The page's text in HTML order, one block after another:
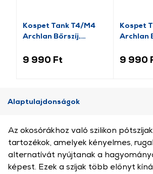
Kospet Tank T4/M4
Archlan Bőrszíj,
9 990 Ft
Kospet
Archlan
9 990
Alaptulajdonságok
Az okosórákhoz való szilikon
tartozékok, amelyek kényelmes,
alternatívát nyújtanak a
képest. Ezek a szíjak több előnyt